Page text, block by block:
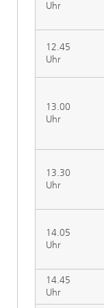
Uhr
12.45
Uhr
13.00
Uhr
13.30
Uhr
14.05
Uhr
14.45
Uhr